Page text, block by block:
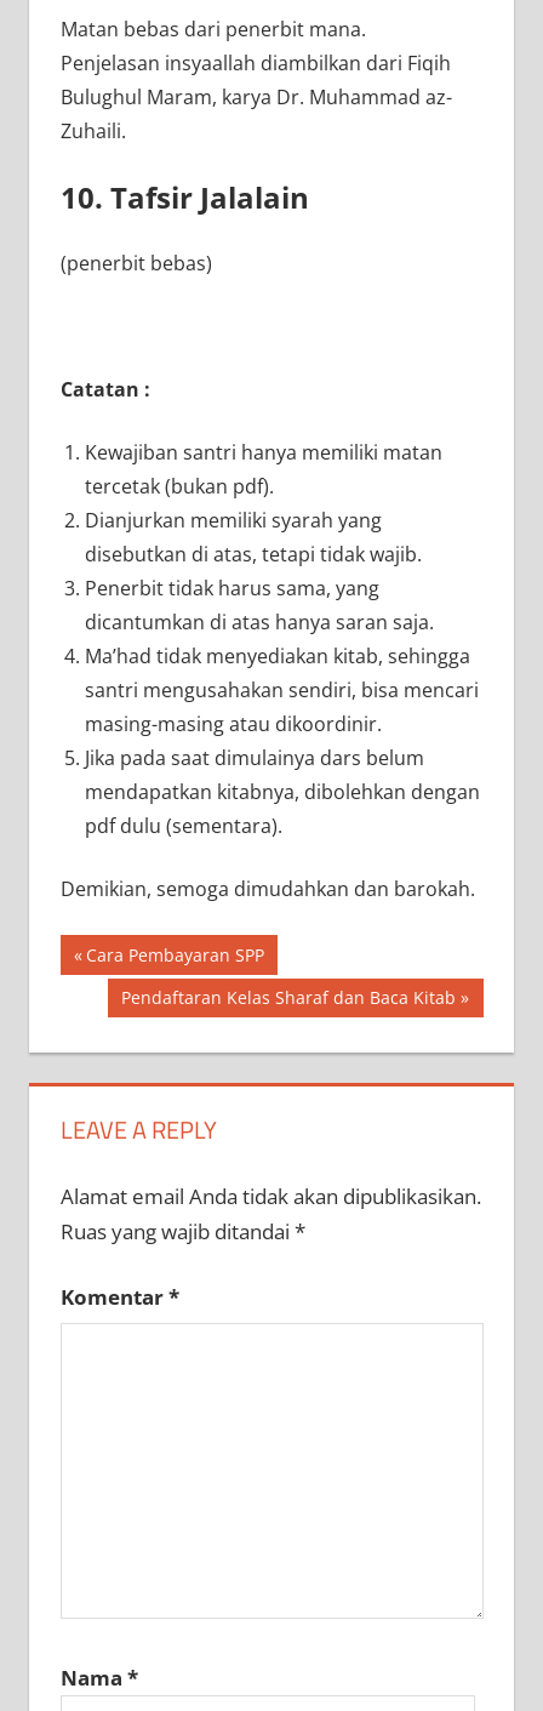
Matan bebas dari penerbit mana.
Penjelasan insyaallah diambilkan dari Fiqih
Bulughul Maram, karya Dr. Muhammad az-
Zuhaili.
10. Tafsir Jalalain
(penerbit bebas)
Catatan :
Kewajiban santri hanya memiliki matan
tercetak (bukan pdf).
Dianjurkan memiliki syarah yang
disebutkan di atas, tetapi tidak wajib.
Penerbit tidak harus sama, yang
dicantumkan di atas hanya saran saja.
Ma’had tidak menyediakan kitab, sehingga
santri mengusahakan sendiri, bisa mencari
masing-masing atau dikoordinir.
Jika pada saat dimulainya dars belum
mendapatkan kitabnya, dibolehkan dengan
pdf dulu (sementara).
Demikian, semoga dimudahkan dan barokah.
Navigasi
Previous
Post:
Cara Pembayaran SPP
Next
Post:
Pendaftaran Kelas Sharaf dan Baca Kitab
LEAVE A REPLY
Alamat email Anda tidak akan dipublikasikan.
Ruas yang wajib ditandai *
Komentar*
Nama *